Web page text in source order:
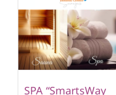
SPA “SmartsWay